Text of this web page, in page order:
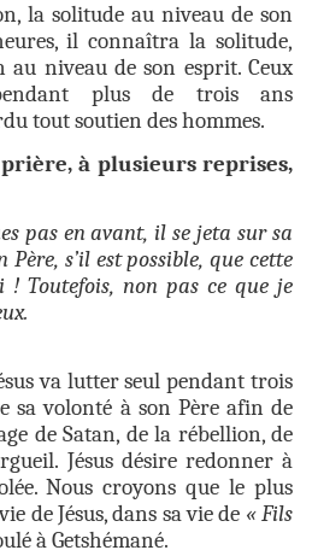
la solitude au niveau de son
il connaîtra la solitude,
au niveau de son esprit. Ceux
plus de trois ans
tout soutien des hommes.
prière, à plusieurs reprises,
pas en avant, il se jeta sur sa
s’il est possible, que cette
! Toutefois, non pas ce que je
que tu veux.
va lutter seul pendant trois
sa volonté à son Père afin de
de Satan, de la rébellion, de
Jésus désire redonner à
Nous croyons que le plus
de Jésus, dans sa vie de « Fils
à Getshémané.